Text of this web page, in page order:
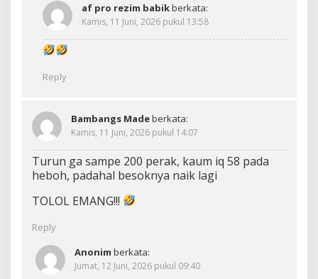
af pro rezim babikberkata:
Kamis, 11 Juni, 2026 pukul 13:58
Reply
Bambangs Madeberkata:
Kamis, 11 Juni, 2026 pukul 14:07
Turun ga sampe 200 perak, kaum iq 58 pada
heboh, padahal besoknya naik lagi
TOLOL EMANG!!!
Reply
Anonim berkata:
Jumat, 12 Juni, 2026 pukul 09:40